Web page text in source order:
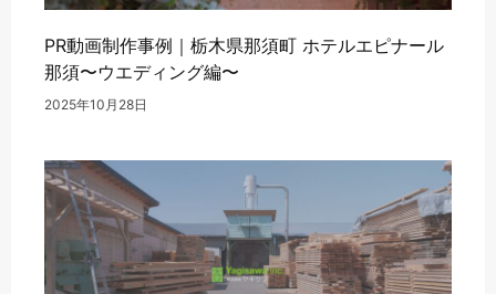
PR動画制作事例｜栃木県那須町 ホテルエピナール
那須〜ウエディング編〜
2025年10月28日